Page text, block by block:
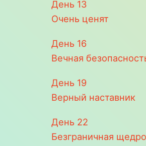
День 13
Очень ценят
День 16
Вечная
День 19
Верный наставник
День 22
Безграничная